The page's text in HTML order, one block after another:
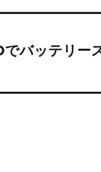
バッテリー